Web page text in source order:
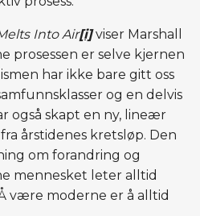
Into Air[i]viser Marshall
prosessen er selve kjernen
har ikke bare gitt oss
og en delvis
også skapt en ny, lineær
årstidenes kretsløp. Den
om forandring og
mennesket leter alltid
være moderne er å alltid